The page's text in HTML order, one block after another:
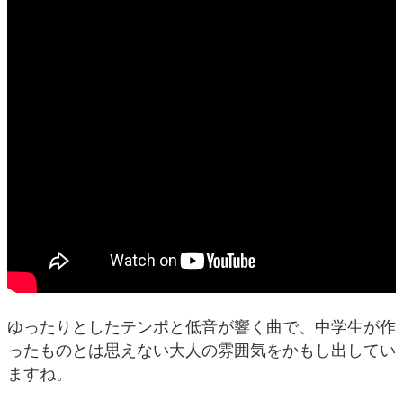
ゆったりとしたテンポと低音が響く曲で、中学生が作
ったものとは思えない大人の雰囲気をかもし出してい
ますね。